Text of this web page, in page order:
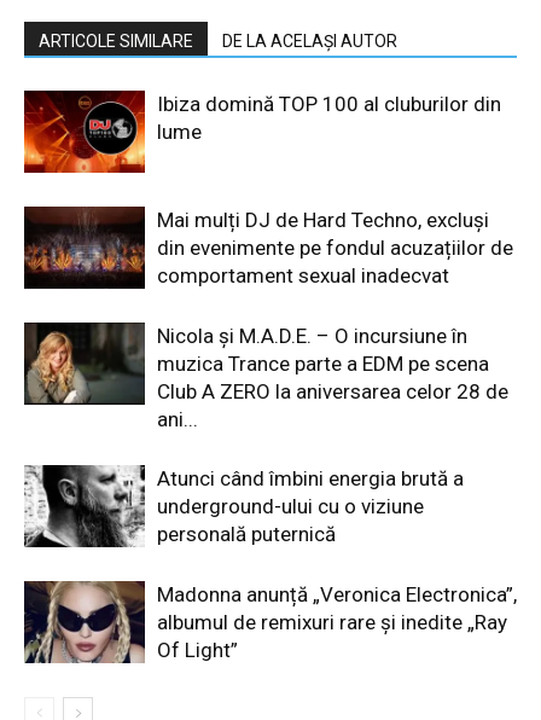
ARTICOLE SIMILARE DE LA ACELAȘI AUTOR
Ibiza domină TOP 100 al cluburilor din
lume
Mai mulți DJ de Hard Techno, excluși
din evenimente pe fondul acuzațiilor de
comportament sexual inadecvat
Nicola și M.A.D.E. – O incursiune în
muzica Trance parte a EDM pe scena
Club A ZERO la aniversarea celor 28 de
ani...
Atunci când îmbini energia brută a
underground-ului cu o viziune
personală puternică
Madonna anunță „Veronica Electronica”,
albumul de remixuri rare și inedite „Ray
Of Light”